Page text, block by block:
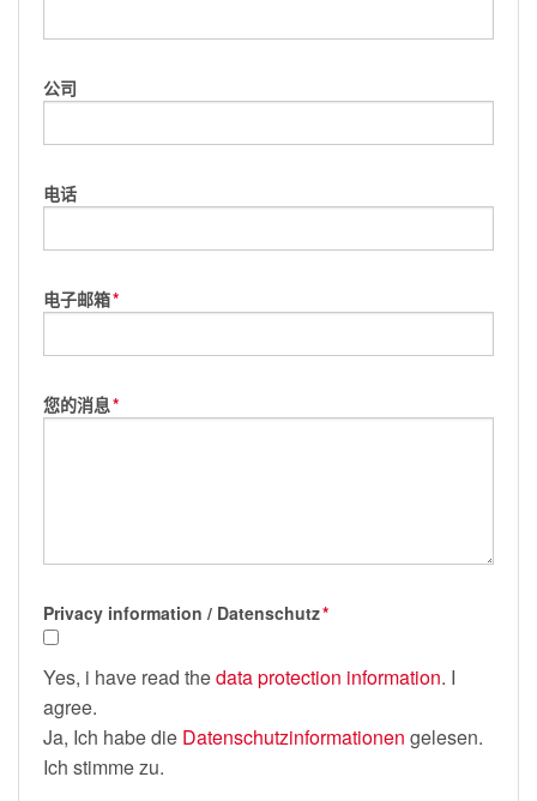
公司
电话
电子邮箱*
您的消息*
Privacy information / Datenschutz*
Yes, i have read thedata protection information. I
agree.
Ja, Ich habe die Datenschutzinformationen gelesen.
Ich stimme zu.